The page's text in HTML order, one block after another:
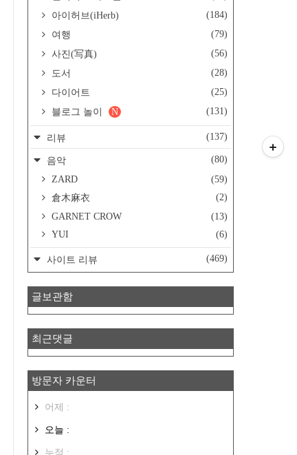
아이허브(iHerb)
(184)
여행
(79)
사진(写真)
(56)
도서
(28)
다이어트
(25)
블로그 놀이
(131)
N
리뷰 (137)
음악
(80)
ZARD
(59)
倉木麻衣
(2)
GARNET CROW
(13)
YUI
(6)
사이트 리뷰 (469)
글보관함
최근댓글
방문자 카운터
어제 :
오늘 :
누적 :